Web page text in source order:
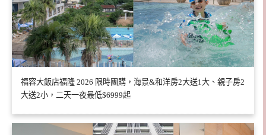
福容大飯店福隆 2026 限時團購，海景&和洋房2大送1大、親子房2
大送2小，二天一夜最低$6999起